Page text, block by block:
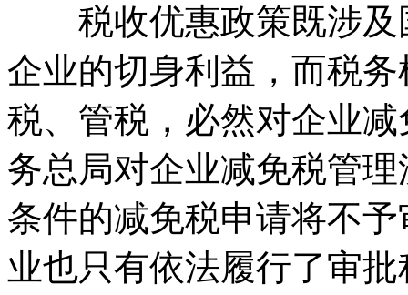
税收优惠政策既涉及
企业的切身利益，而税
税、管税，必然对企业
务总局对企业减免税管
条件的减免税申请将不
业也只有依法履行了审